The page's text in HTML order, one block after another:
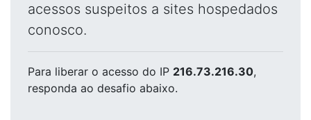
acessos suspeitos a sites hospedados
conosco.
Para liberar o acesso do IP 216.73.216.30,
responda ao desafio abaixo.